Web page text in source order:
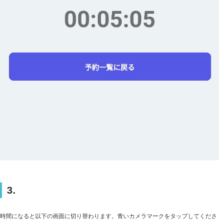
3.
時間になると以下の画面に切り替わります。青いカメラマークをタップしてくださ